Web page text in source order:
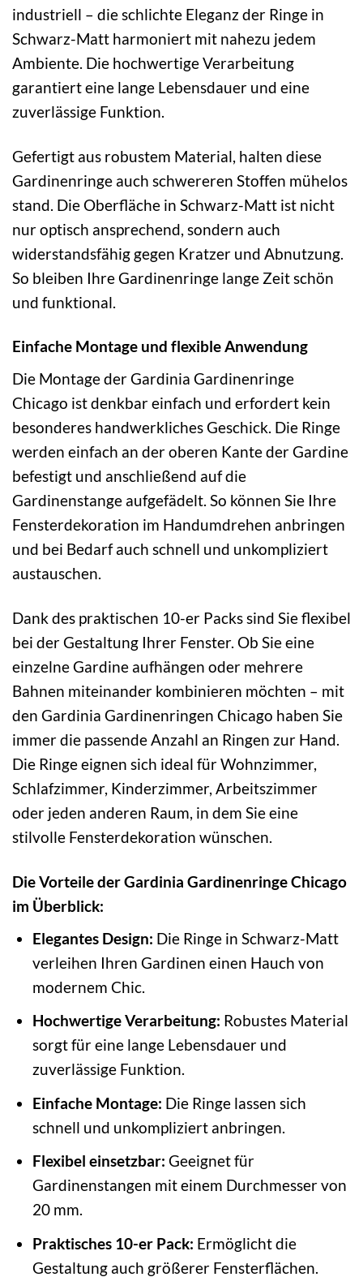
industriell – die schlichte Eleganz der Ringe in
Schwarz-Matt harmoniert mit nahezu jedem
Ambiente. Die hochwertige Verarbeitung
garantiert eine lange Lebensdauer und eine
zuverlässige Funktion.
Gefertigt aus robustem Material, halten diese
Gardinenringe auch schwereren Stoffen mühelos
stand. Die Oberfläche in Schwarz-Matt ist nicht
nur optisch ansprechend, sondern auch
widerstandsfähig gegen Kratzer und Abnutzung.
So bleiben Ihre Gardinenringe lange Zeit schön
und funktional.
Einfache Montage und flexible Anwendung
Die Montage der Gardinia Gardinenringe
Chicago ist denkbar einfach und erfordert kein
besonderes handwerkliches Geschick. Die Ringe
werden einfach an der oberen Kante der Gardine
befestigt und anschließend auf die
Gardinenstange aufgefädelt. So können Sie Ihre
Fensterdekoration im Handumdrehen anbringen
und bei Bedarf auch schnell und unkompliziert
austauschen.
Dank des praktischen 10-er Packs sind Sie flexibel
bei der Gestaltung Ihrer Fenster. Ob Sie eine
einzelne Gardine aufhängen oder mehrere
Bahnen miteinander kombinieren möchten – mit
den Gardinia Gardinenringen Chicago haben Sie
immer die passende Anzahl an Ringen zur Hand.
Die Ringe eignen sich ideal für Wohnzimmer,
Schlafzimmer, Kinderzimmer, Arbeitszimmer
oder jeden anderen Raum, in dem Sie eine
stilvolle Fensterdekoration wünschen.
Die Vorteile der Gardinia Gardinenringe Chicago
im Überblick:
Elegantes Design: Die Ringe in Schwarz-Matt
verleihen Ihren Gardinen einen Hauch von
modernem Chic.
Hochwertige Verarbeitung: Robustes Material
sorgt für eine lange Lebensdauer und
zuverlässige Funktion.
Einfache Montage: Die Ringe lassen sich
schnell und unkompliziert anbringen.
Flexibel einsetzbar: Geeignet für
Gardinenstangen mit einem Durchmesser von
20 mm.
Praktisches 10-er Pack: Ermöglicht die
Gestaltung auch größerer Fensterflächen.